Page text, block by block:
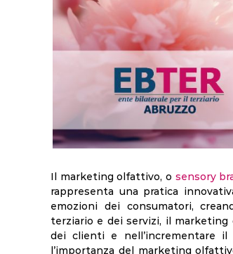
Il marketing olfattivo, o sensory
rappresenta una pratica
emozioni dei consumatori,
terziario e dei servizi, il
dei clienti e nell’incrementare
l’importanza del marketing